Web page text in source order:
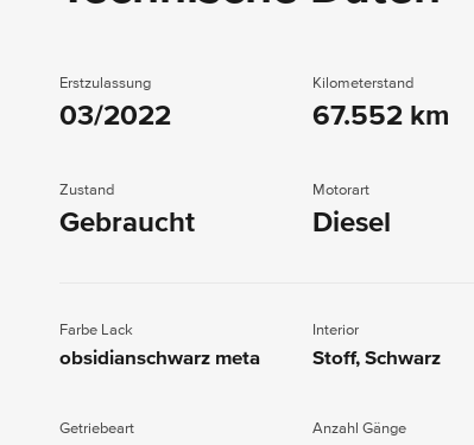
Erstzulassung
03/2022
Kilometerstand
67.552 km
Zustand
Gebraucht
Motorart
Diesel
Farbe Lack
obsidianschwarz meta
Interior
Stoff, Schwarz
Getriebeart Anzahl Gänge